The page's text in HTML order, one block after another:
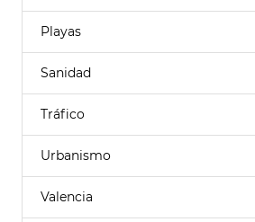
Playas
Sanidad
Tráfico
Urbanismo
Valencia